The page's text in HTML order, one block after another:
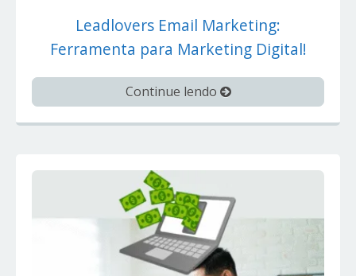
Leadlovers Email Marketing:
Ferramenta para Marketing Digital!
Continue lendo